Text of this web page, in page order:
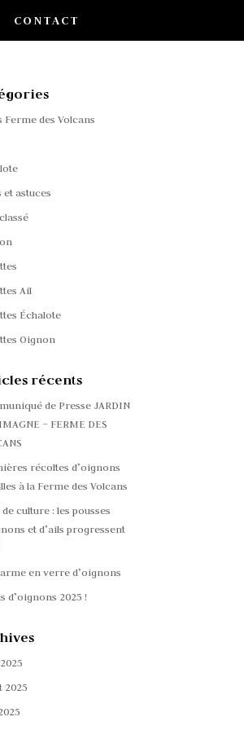
CONTACT
Ferme des Volcans
et astuces
Ail
Échalote
Oignon
récents
de Presse JARDIN
– FERME DES
récoltes d’oignons
à la Ferme des Volcans
culture : les pousses
et d’ails progressent
en verre d’oignons
d’oignons 2025 !
2025